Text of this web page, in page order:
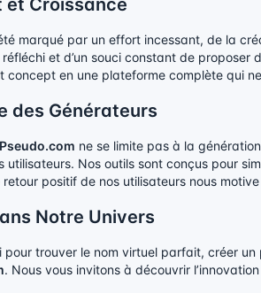
et Croissance
marqué par un effort incessant, de la
réfléchi et d’un souci constant de
concept en une plateforme complète qui
des Générateurs
ne se limite pas à la
utilisateurs. Nos outils sont conçus pour
positif de nos utilisateurs nous
Notre Univers
pour trouver le nom virtuel parfait, créer
. Nous vous invitons à découvrir